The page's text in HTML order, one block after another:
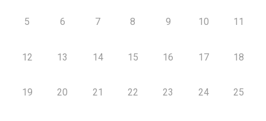
5 6 7 8 9 10 11
12 13 14 15 16 17 18
19 20 21 22 23 24 25